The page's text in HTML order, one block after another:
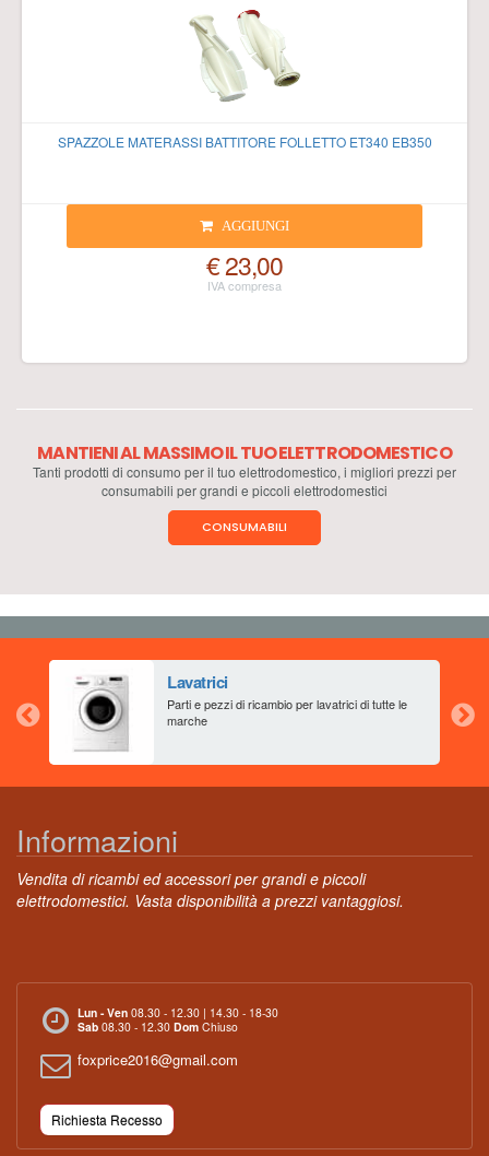
SPAZZOLE MATERASSI BATTITORE FOLLETTO ET340 EB350
AGGIUNGI
€ 23,00
MANTIENI AL MASSIMO IL TUO ELETTRODOMESTICO
Tanti prodotti di consumo per il tuo elettrodomestico, i migliori prezzi per
consumabili per grandi e piccoli elettrodomestici
CONSUMABILI
Lavatrici
Parti e pezzi di ricambio per lavatrici di tutte le
marche
Informazioni
Vendita di ricambi ed accessori per grandi e piccoli
elettrodomestici. Vasta disponibilità a prezzi vantaggiosi.
Lun - Ven 08.30 - 12.30 | 14.30 - 18-30
Sab 08.30 - 12.30 Dom Chiuso
foxprice2016@gmail.com
Richiesta Recesso